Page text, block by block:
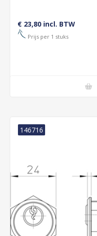
€ 23,80 incl. BTW
Prijs per 1 stuks
146716